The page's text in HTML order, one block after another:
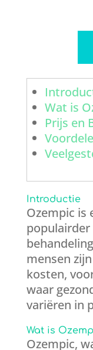
Wat is
Prijs en
Introductie
Ozempic is
mensen
kosten,
waar
variëren in
Wat is
Ozempic,